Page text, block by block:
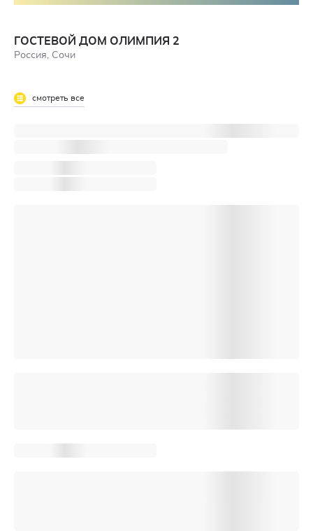
ГОСТЕВОЙ ДОМ ОЛИМПИЯ 2
Россия, Сочи
смотреть все